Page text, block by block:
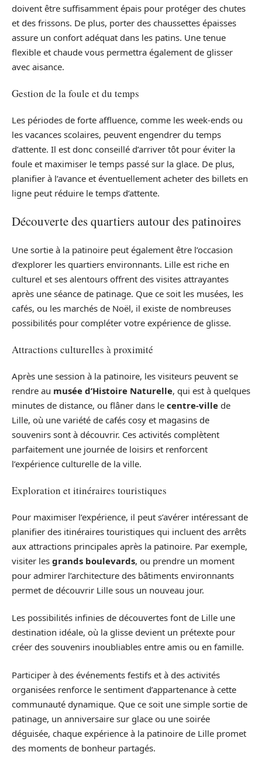
doivent être suffisamment épais pour protéger des chutes
et des frissons. De plus, porter des chaussettes épaisses
assure un confort adéquat dans les patins. Une tenue
flexible et chaude vous permettra également de glisser
avec aisance.
Gestion de la foule et du temps
Les périodes de forte affluence, comme les week-ends ou
les vacances scolaires, peuvent engendrer du temps
d’attente. Il est donc conseillé d’arriver tôt pour éviter la
foule et maximiser le temps passé sur la glace. De plus,
planifier à l’avance et éventuellement acheter des billets en
ligne peut réduire le temps d’attente.
Découverte des quartiers autour des patinoires
Une sortie à la patinoire peut également être l’occasion
d’explorer les quartiers environnants. Lille est riche en
culturel et ses alentours offrent des visites attrayantes
après une séance de patinage. Que ce soit les musées, les
cafés, ou les marchés de Noël, il existe de nombreuses
possibilités pour compléter votre expérience de glisse.
Attractions culturelles à proximité
Après une session à la patinoire, les visiteurs peuvent se
rendre au musée d’Histoire Naturelle, qui est à quelques
minutes de distance, ou flâner dans le centre-ville de
Lille, où une variété de cafés cosy et magasins de
souvenirs sont à découvrir. Ces activités complètent
parfaitement une journée de loisirs et renforcent
l’expérience culturelle de la ville.
Exploration et itinéraires touristiques
Pour maximiser l’expérience, il peut s’avérer intéressant de
planifier des itinéraires touristiques qui incluent des arrêts
aux attractions principales après la patinoire. Par exemple,
visiter les grands boulevards, ou prendre un moment
pour admirer l’architecture des bâtiments environnants
permet de découvrir Lille sous un nouveau jour.
Les possibilités infinies de découvertes font de Lille une
destination idéale, où la glisse devient un prétexte pour
créer des souvenirs inoubliables entre amis ou en famille.
Participer à des événements festifs et à des activités
organisées renforce le sentiment d’appartenance à cette
communauté dynamique. Que ce soit une simple sortie de
patinage, un anniversaire sur glace ou une soirée
déguisée, chaque expérience à la patinoire de Lille promet
des moments de bonheur partagés.